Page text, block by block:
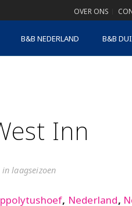
OVER ONS
B&B NEDERLAND B&B
Inn
laagseizoen
, Nederland,